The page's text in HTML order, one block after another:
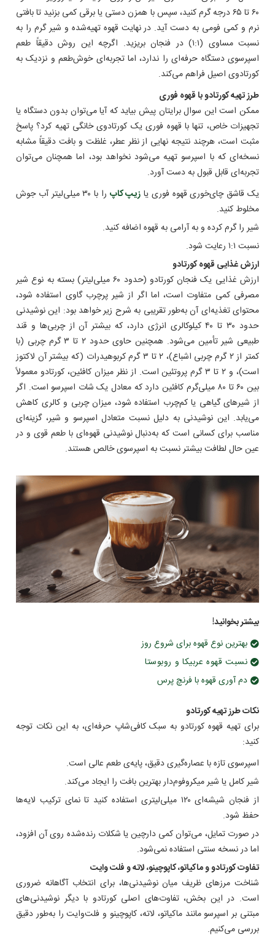
۶۰ تا ۶۵ درجه گرم کنید، سپس با همزن دستی یا برقی کمی بزنید تا بافتی
نرم و کمی فومی به دست آید. در نهایت قهوه تهیه‌شده و شیر گرم را به
نسبت مساوی (۱:۱) در فنجان بریزید. اگرچه این روش دقیقاً طعم
اسپرسوی دستگاه حرفه‌ای را ندارد، اما تجربه‌ای خوش‌طعم و نزدیک به
کورتادوی اصیل فراهم می‌کند.
طرز تهیه کورتادو با قهوه فوری
ممکن است این سوال برایتان پیش بیاید که آیا می‌توان بدون دستگاه یا
تجهیزات خاص، تنها با قهوه فوری یک کورتادوی خانگی تهیه کرد؟ پاسخ
مثبت است، هرچند نتیجه نهایی از نظر عطر، غلظت و بافت دقیقاً مشابه
نسخه‌ای که با اسپرسو تهیه می‌شود نخواهد بود، اما همچنان می‌توان
تجربه‌ای قابل قبول به دست آورد.
یک قاشق چای‌خوری قهوه فوری یا زیپ کاپ
را با ۳۰ میلی‌لیتر آب جوش
مخلوط کنید.
شیر را گرم کرده و به آرامی به قهوه اضافه کنید.
نسبت ۱:۱ رعایت شود.
ارزش غذایی قهوه کورتادو
ارزش غذایی یک فنجان کورتادو (حدود ۶۰ میلی‌لیتر) بسته به نوع شیر
مصرفی کمی متفاوت است، اما اگر از شیر پرچرب گاوی استفاده شود،
محتوای تغذیه‌ای آن به‌طور تقریبی به شرح زیر خواهد بود: این نوشیدنی
حدود ۳۰ تا ۴۰ کیلوکالری انرژی دارد، که بیشتر آن از چربی‌ها و قند
طبیعی شیر تأمین می‌شود. همچنین حاوی حدود ۲ تا ۳ گرم چربی (با
کمتر از ۲ گرم چربی اشباع)، ۲ تا ۳ گرم کربوهیدرات (که بیشتر آن لاکتوز
است)، و ۲ تا ۳ گرم پروتئین است. از نظر میزان کافئین، کورتادو معمولاً
بین ۶۰ تا ۸۰ میلی‌گرم کافئین دارد که معادل یک شات اسپرسو است. اگر
از شیرهای گیاهی یا کم‌چرب استفاده شود، میزان چربی و کالری کاهش
می‌یابد. این نوشیدنی به دلیل نسبت متعادل اسپرسو و شیر، گزینه‌ای
مناسب برای کسانی است که به‌دنبال نوشیدنی قهوه‌ای با طعم قوی و در
عین حال لطافت بیشتر نسبت به اسپرسوی خالص هستند.
بیشتر بخوانید!
بهترین نوع قهوه برای شروع روز
نسبت قهوه عربیکا و روبوستا
دم آوری قهوه با فرنچ پرس
نکات طرز تهیه کورتادو
برای تهیه قهوه کورتادو به سبک کافی‌شاپ حرفه‌ای، به این نکات توجه
کنید:
اسپرسوی تازه با عصاره‌گیری دقیق، پایه‌ی طعم عالی است.
شیر کامل یا شیر میکروفوم‌دار بهترین بافت را ایجاد می‌کند.
از فنجان شیشه‌ای ۱۲۰ میلی‌لیتری استفاده کنید تا نمای ترکیب لایه‌ها
حفظ شود.
در صورت تمایل، می‌توان کمی دارچین یا شکلات رنده‌شده روی آن افزود،
اما در نسخه سنتی استفاده نمی‌شود.
تفاوت کورتادو و ماکیاتو، کاپوچینو، لاته و فلت وایت
شناخت مرزهای ظریف میان نوشیدنی‌ها، برای انتخاب آگاهانه ضروری
است. در این بخش، تفاوت‌های اصلی کورتادو با دیگر نوشیدنی‌های
مبتنی بر اسپرسو مانند ماکیاتو، لاته، کاپوچینو و فلت‌وایت را به‌طور دقیق
بررسی می‌کنیم.